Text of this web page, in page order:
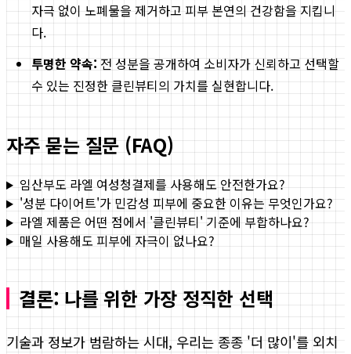
자극 없이 노폐물을 제거하고 피부 본연의 건강함을 지킵니
다.
투명한 약속: 전 성분을 공개하여 소비자가 신뢰하고 선택할
수 있는 진정한 클린뷰티의 가치를 실현합니다.
자주 묻는 질문 (FAQ)
임산부도 라엘 여성청결제를 사용해도 안전한가요?
'성분 다이어트'가 민감성 피부에 중요한 이유는 무엇인가요?
라엘 제품은 어떤 점에서 '클린뷰티' 기준에 부합하나요?
매일 사용해도 피부에 자극이 없나요?
결론: 나를 위한 가장 정직한 선택
기술과 정보가 범람하는 시대, 우리는 종종 '더 많이'를 외치